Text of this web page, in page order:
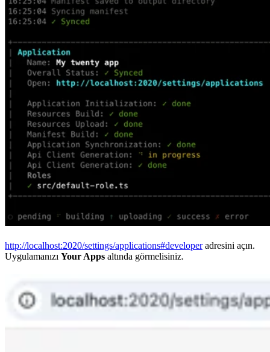
http://localhost:2020/settings/applications#developeradresini açın.
Uygulamanızı Your Apps altında görmelisiniz.